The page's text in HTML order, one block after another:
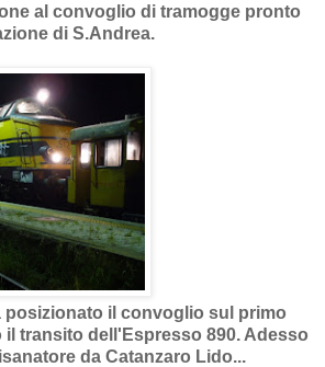
al convoglio di tramogge pronto
di S.Andrea.
posizionato il convoglio sul primo
il transito dell'Espresso 890. Adesso
da Catanzaro Lido...